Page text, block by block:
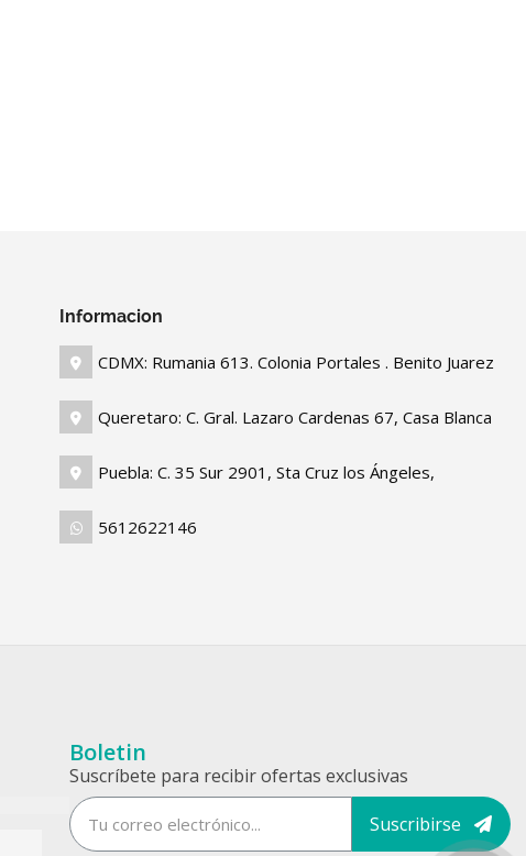
Informacion
CDMX: Rumania 613. Colonia Portales . Benito Juarez
Queretaro: C. Gral. Lazaro Cardenas 67, Casa Blanca
Puebla: C. 35 Sur 2901, Sta Cruz los Ángeles,
5612622146
Boletin
Suscríbete para recibir ofertas exclusivas
Suscribirse